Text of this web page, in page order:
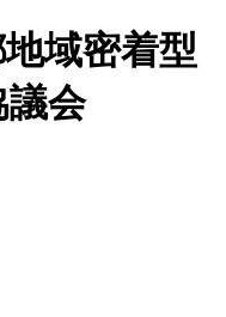
域密着型
会